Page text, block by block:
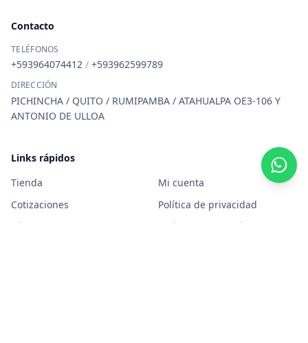
Contacto
TELÉFONOS
+593964074412 / +593962599789
DIRECCIÓN
PICHINCHA / QUITO / RUMIPAMBA / ATAHUALPA OE3-106 Y
ANTONIO DE ULLOA
Links rápidos
Tienda
Mi cuenta
Cotizaciones
Política de privacidad
Términos y condiciones
Política de garantía